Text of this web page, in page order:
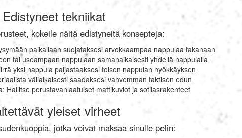
Edistyneet tekniikat
kokeile näitä edistyneitä konsepteja:
paikallaan suojataksesi arvokkaampaa nappulaa takanaan
tai useampaan nappulaan samanaikaisesti yhdellä nappulalla
yksi nappula paljastaaksesi toisen nappulan hyökkäyksen
väliaikaisesti saadaksesi vahvemman taktisen edun
Hallitse perustavanlaatuiset mattikuviot ja sotilasrakenteet
yleiset virheet
jotka voivat maksaa sinulle pelin: